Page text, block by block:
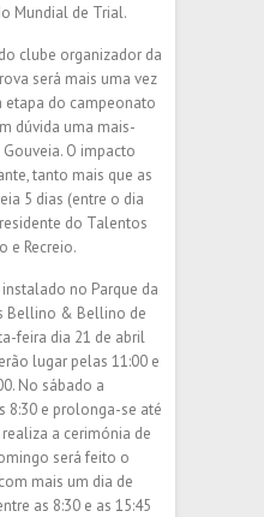
Mundial de Trial.
clube organizador da
será mais uma vez
etapa do campeonato
dúvida uma mais-
O impacto
tanto mais que as
5 dias (entre o dia
do Talentos
e Recreio.
no Parque da
Bellino & Bellino de
feira dia 21 de abril
lugar pelas 11:00 e
No sábado a
8:30 e prolonga-se até
a cerimónia de
será feito o
mais um dia de
as 8:30 e as 15:45